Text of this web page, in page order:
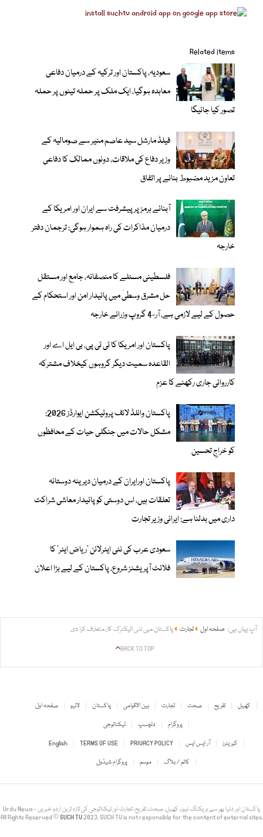
Related items
سعودیہ، پاکستان اور ترکیہ کے درمیان دفاعی
معاہدہ ہوگیا، ایک ملک پر حملہ تینوں پر حملہ
تصور کیا جائیگا
فیلڈ مارشل سید عاصم منیر سے صومالیہ کے
وزیر دفاع کی ملاقات، دونوں ممالک کا دفاعی
تعاون مزید مضبوط بنانے پر اتفاق
آبنائے ہرمز پر پیشرفت سے ایران اور امریکا کے
درمیان مذاکرات کی راہ ہموار ہوگی: ترجمان دفتر
خارجہ
فلسطینی مسئلے کا منصفانہ، جامع اور مستقل
حل مشرق وسطیٰ میں پائیدار امن اور استحکام کے
حصول کے لیے لازمی ہے، آر-4 گروپ وزرائے خارجہ
پاکستان اور امریکا کا ٹی ٹی پی، بی ایل اے اور
القاعدہ سمیت دیگر گروہوں کیخلاف مشترکہ
کارروائی جاری رکھنے کا عزم
پاکستان وائلڈ لائف پروٹیکشن ایوارڈز 2026:
مشکل حالات میں جنگلی حیات کے محافظوں
کو خراجِ تحسین
پاکستان اورایران کے درمیان دیرینہ دوستانہ
تعلقات ہیں، اس دوستی کوپائیدار معاشی شراکت
داری میں بدلنا ہے: ایرانی وزیر تجارت
سعودی عرب کی نئی ایئرلائن ‘ریاض ایئر’ کا
فلائٹ آپریشنز شروع، پاکستان کے لیے بڑا اعلان
آپ یہاں ہیں: صفحہ اول تجارت پاکستان میں نئی الیکٹرک کار متعارف کرا دی
BACK TO TOP
صفحہ اول لائیو پاکستان بین الاقوامی تجارت صحت تفریح
کھیل
ٹیکنالوجی
دلچسپ
پروگرام
English
TERMS OF USE PRIVACY POLICY آر ایس ایس
کیریئرز
پروگرام شیڈول
موسم کالم / بلاگ
Urdu News - پاکستان اور دنیا بھر سے بریکنگ نیوز، کھیل، صحت، تفریح، تجارت اور ٹیکنالوجی کی تازہ ترین اردو خبریں
All Rights Reserved ©SUCH TV2023. SUCH TV is not responsible for the content of external sites.